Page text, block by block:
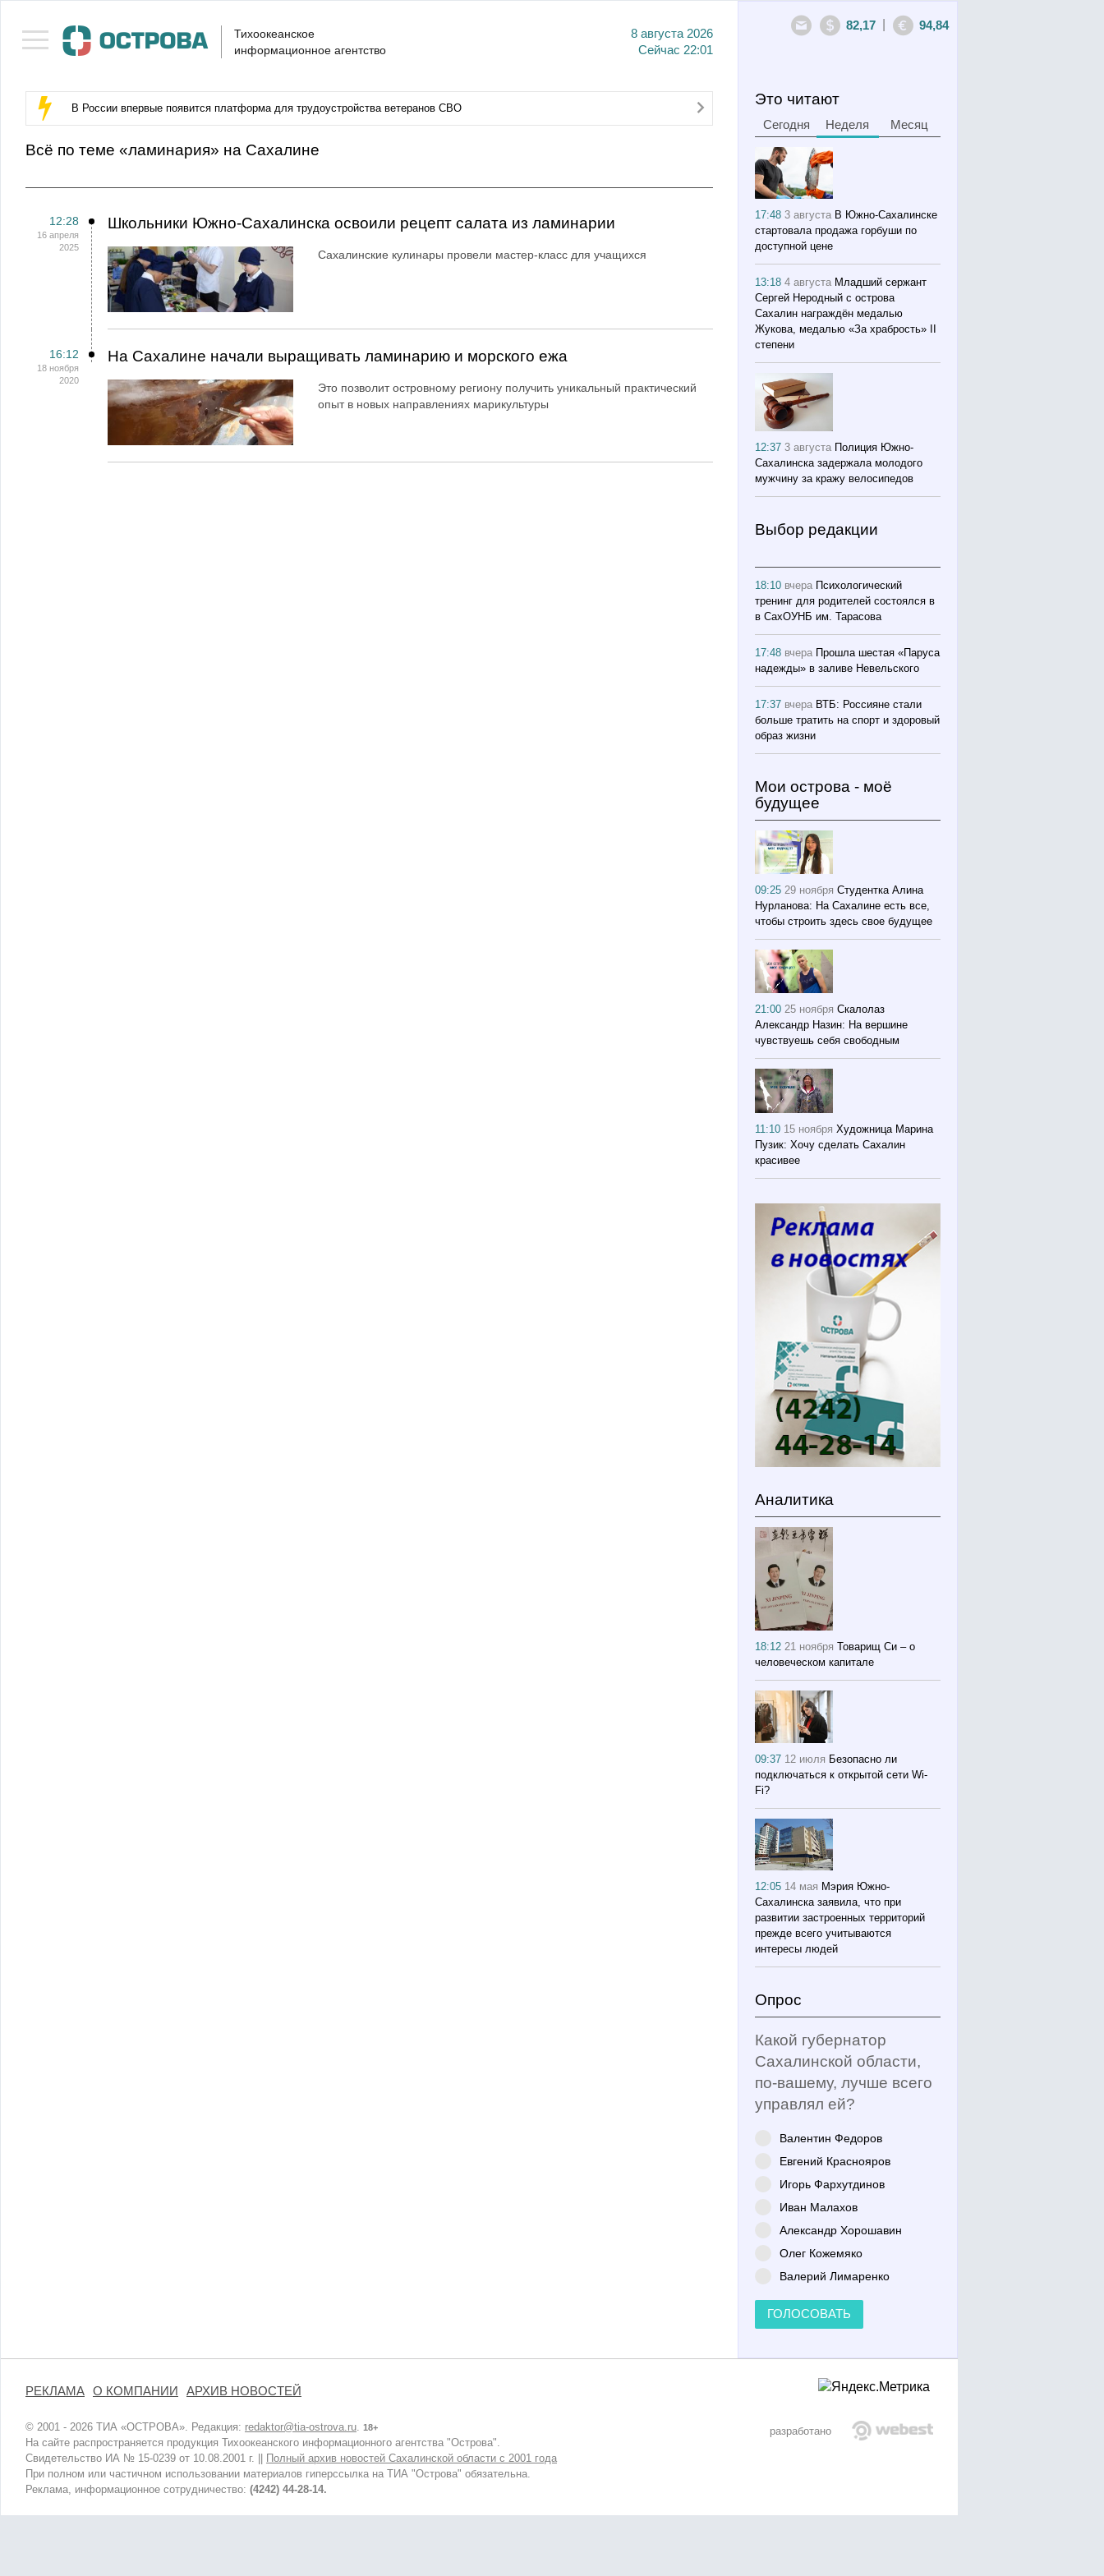
Тихоокеанское
информационное агентство
8 августа 2026
Сейчас 22:01
82,17 94,84
В России впервые появится платформа для трудоустройства ветеранов СВО
Всё по теме «ламинария» на Сахалине
12:28
16 апреля
2025
Школьники Южно-Сахалинска освоили рецепт салата из ламинарии
Сахалинские кулинары провели мастер-класс для учащихся
16:12
18 ноября
2020
На Сахалине начали выращивать ламинарию и морского ежа
Это позволит островному региону получить уникальный практический
опыт в новых направлениях марикультуры
Это читают
Сегодня Неделя Месяц
17:483 августа В Южно-Сахалинске
стартовала продажа горбуши по
доступной цене
13:184 августа Младший сержант
Сергей Неродный с острова
Сахалин награждён медалью
Жукова, медалью «За храбрость» II
степени
12:373 августа Полиция Южно-
Сахалинска задержала молодого
мужчину за кражу велосипедов
Выбор редакции
18:10 вчера Психологический
тренинг для родителей состоялся в
в СахОУНБ им. Тарасова
17:48 вчера Прошла шестая «Паруса
надежды» в заливе Невельского
17:37 вчера ВТБ: Россияне стали
больше тратить на спорт и здоровый
образ жизни
Мои острова - моё
будущее
09:2529 ноября Студентка Алина
Нурланова: На Сахалине есть все,
чтобы строить здесь свое будущее
21:0025 ноября Скалолаз
Александр Назин: На вершине
чувствуешь себя свободным
11:10 15 ноября Художница Марина
Пузик: Хочу сделать Сахалин
красивее
Аналитика
18:1221 ноября Товарищ Си – о
человеческом капитале
09:37 12 июля Безопасно ли
подключаться к открытой сети Wi-
Fi?
12:05 14 мая Мэрия Южно-
Сахалинска заявила, что при
развитии застроенных территорий
прежде всего учитываются
интересы людей
Опрос
Какой губернатор
Сахалинской области,
по-вашему, лучше всего
управлял ей?
Валентин Федоров
Евгений Краснояров
Игорь Фархутдинов
Иван Малахов
Александр Хорошавин
Олег Кожемяко
Валерий Лимаренко
ГОЛОСОВАТЬ
РЕКЛАМА О КОМПАНИИ АРХИВ НОВОСТЕЙ
© 2001 - 2026 ТИА «ОСТРОВА». Редакция: redaktor@tia-ostrova.ru 18+
На сайте распространяется продукция Тихоокеанского информационного агентства "Острова".
Свидетельство ИА № 15-0239 от 10.08.2001 г. ||
Полный архив новостей Сахалинской области с 2001 года
При полном или частичном использовании материалов гиперссылка на ТИА "Острова" обязательна.
Реклама, информационное сотрудничество: (4242) 44-28-14.
разработано